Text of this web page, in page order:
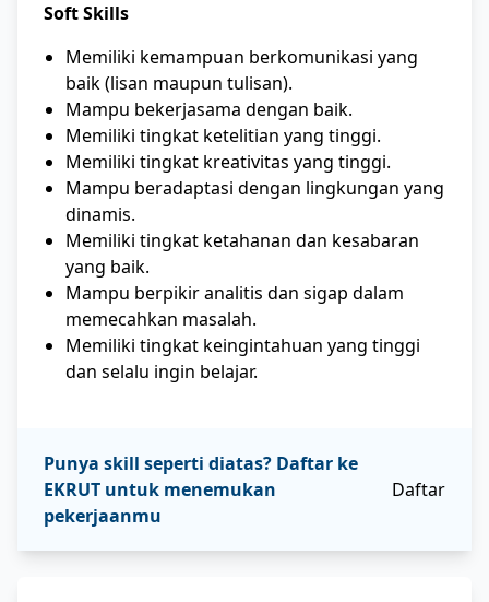
Soft Skills
Memiliki kemampuan berkomunikasi yang
baik (lisan maupun tulisan).
Mampu bekerjasama dengan baik.
Memiliki tingkat ketelitian yang tinggi.
Memiliki tingkat kreativitas yang tinggi.
Mampu beradaptasi dengan lingkungan yang
dinamis.
Memiliki tingkat ketahanan dan kesabaran
yang baik.
Mampu berpikir analitis dan sigap dalam
memecahkan masalah.
Memiliki tingkat keingintahuan yang tinggi
dan selalu ingin belajar.
Punya skill seperti diatas? Daftar ke
EKRUT untuk menemukan
pekerjaanmu
Daftar